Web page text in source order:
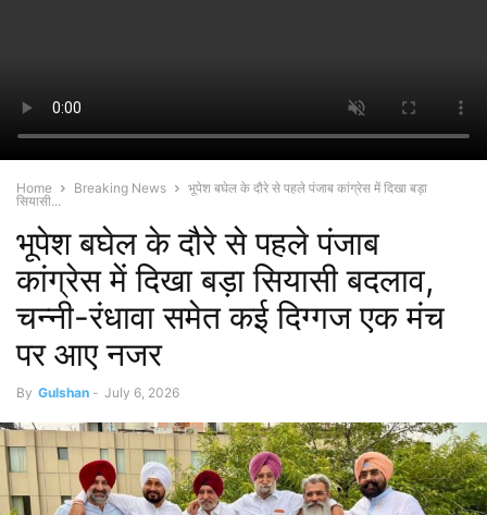
Home Breaking News
भूपेश बघेल के दौरे से पहले पंजाब कांग्रेस में दिखा बड़ा
सियासी...
भूपेश बघेल के दौरे से पहले पंजाब
कांग्रेस में दिखा बड़ा सियासी बदलाव,
चन्नी-रंधावा समेत कई दिग्गज एक मंच
पर आए नजर
By Gulshan - July 6, 2026